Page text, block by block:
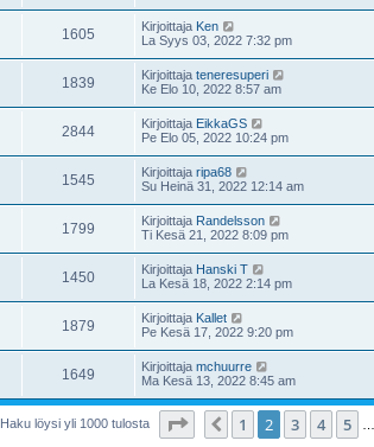
1605 Kirjoittaja Ken
La Syys 03, 2022 7:32 pm
1839 Kirjoittaja teneresuperi
Ke Elo 10, 2022 8:57 am
2844 Kirjoittaja EikkaGS
Pe Elo 05, 2022 10:24 pm
1545 Kirjoittaja ripa68
Su Heinä 31, 2022 12:14 am
1799 Kirjoittaja Randelsson
Ti Kesä 21, 2022 8:09 pm
1450 Kirjoittaja Hanski T
La Kesä 18, 2022 2:14 pm
1879 Kirjoittaja Kallet
Pe Kesä 17, 2022 9:20 pm
1649 Kirjoittaja mchuurre
Ma Kesä 13, 2022 8:45 am
Haku löysi yli 1000 tulosta Sivu 20Edellinen
1 2 3 4 5